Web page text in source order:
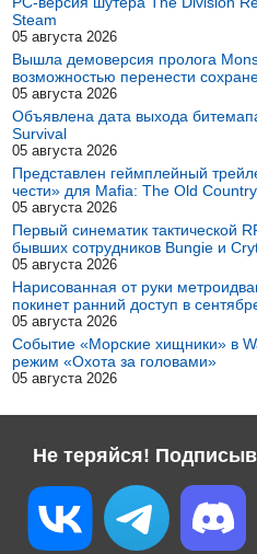
Steam
05 августа 2026
Вышла демоверсия пролога
возможностью перенести
05 августа 2026
Объявлена дата выхода
Survival
05 августа 2026
Представлен геймплейный
чести» для Mafia: The Old Country
05 августа 2026
Первый синематик тактической
бывших сотрудников Bungie и
05 августа 2026
Нарисованная от руки
покинет ранний доступ в
05 августа 2026
Событие «Морские хищники» в
режим «Охота за головами»
05 августа 2026
Не теряйся!